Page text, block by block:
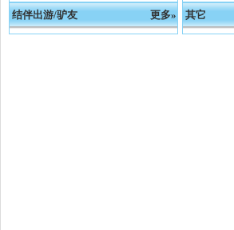
结伴出游/驴友 更多» 其它